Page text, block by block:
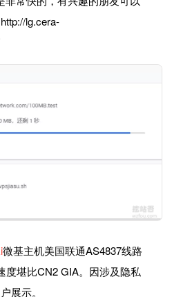
lg.cera-
微基主机美国联通AS4837线路
度堪比CN2 GIA。因涉及隐私
展示。